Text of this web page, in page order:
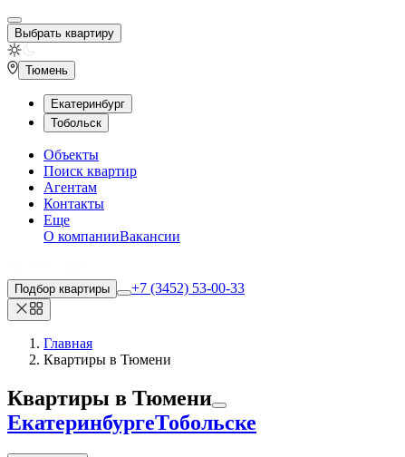
Выбрать квартиру
Тюмень
Екатеринбург
Тобольск
Объекты
Поиск квартир
Агентам
Контакты
Еще
О компанииВакансии
Подбор квартиры +7 (3452) 53-00-33
Главная
Квартиры в Тюмени
Квартиры в Тюмени
ЕкатеринбургеТобольске